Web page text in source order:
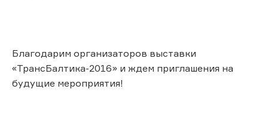
Благодарим организаторов выставки
«ТрансБалтика-2016» и ждем приглашения на
будущие мероприятия!